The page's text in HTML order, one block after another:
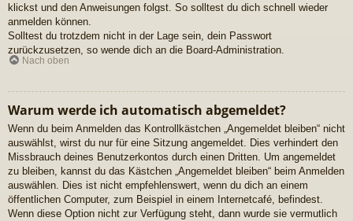
klickst und den Anweisungen folgst. So solltest du dich schnell wieder
anmelden können.
Solltest du trotzdem nicht in der Lage sein, dein Passwort
zurückzusetzen, so wende dich an die Board-Administration.
Nach oben
Warum werde ich automatisch abgemeldet?
Wenn du beim Anmelden das Kontrollkästchen „Angemeldet bleiben“ nicht
auswählst, wirst du nur für eine Sitzung angemeldet. Dies verhindert den
Missbrauch deines Benutzerkontos durch einen Dritten. Um angemeldet
zu bleiben, kannst du das Kästchen „Angemeldet bleiben“ beim Anmelden
auswählen. Dies ist nicht empfehlenswert, wenn du dich an einem
öffentlichen Computer, zum Beispiel in einem Internetcafé, befindest.
Wenn diese Option nicht zur Verfügung steht, dann wurde sie vermutlich